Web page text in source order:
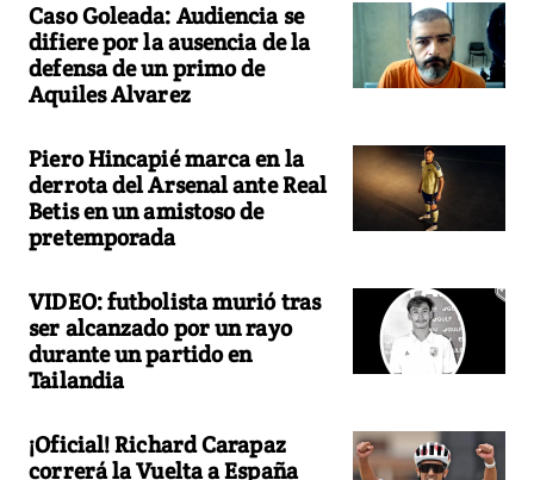
Caso Goleada: Audiencia se
difiere por la ausencia de la
defensa de un primo de
Aquiles Alvarez
Piero Hincapié marca en la
derrota del Arsenal ante Real
Betis en un amistoso de
pretemporada
VIDEO: futbolista murió tras
ser alcanzado por un rayo
durante un partido en
Tailandia
¡Oficial! Richard Carapaz
correrá la Vuelta a España